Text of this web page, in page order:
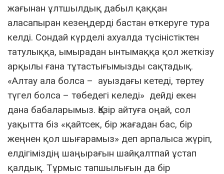
жағынан ұлтшылдық дабыл қаққан
аласапыран кезеңдерді бастан өткеруге тура
келді. Сондай күрделі ахуалда түсіністіктен
татулыққа, ымырадан ынтымаққа қол жеткізу
арқылы ғана тұтастығымызды сақтадық.
«Алтау ала болса – ауыздағы кетеді, төртеу
түгел болса – төбедегі келеді» дейді екен
дана бабаларымыз. Қазір айтуға оңай, сол
уақытта біз «қайтсек, бір жағадан бас, бір
жеңнен қол шығарамыз» деп арпалыса жүріп,
елдігіміздің шаңырағын шайқалтпай ұстап
қалдық. Тұрмыс тапшылығын да бір